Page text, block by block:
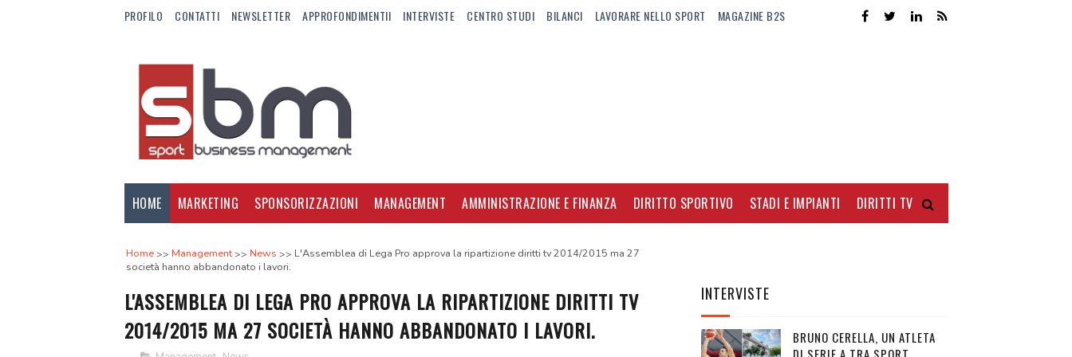
PROFILO CONTATTI NEWSLETTER APPROFONDIMENTII INTERVISTE CENTRO STUDI BILANCI LAVORARE NELLO SPORT MAGAZINE B2S
HOME MARKETING SPONSORIZZAZIONI MANAGEMENT AMMINISTRAZIONE E FINANZA DIRITTO SPORTIVO STADI E IMPIANTI DIRITTI TV
Home Management News
L'Assemblea di Lega Pro approva la ripartizione diritti tv 2014/2015 ma 27
società hanno abbandonato i lavori.
L'ASSEMBLEA DI LEGA PRO APPROVA LA RIPARTIZIONE DIRITTI TV
2014/2015 MA 27 SOCIETÀ HANNO ABBANDONATO I LAVORI.
INTERVISTE
BRUNO CERELLA, UN ATLETA